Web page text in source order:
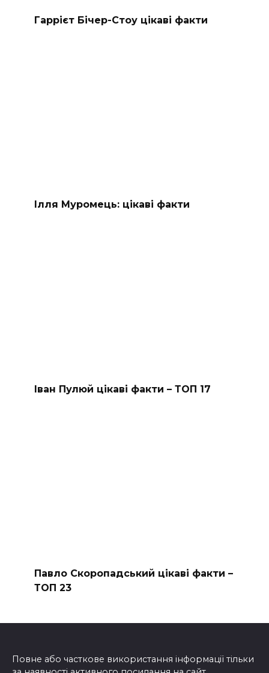
Гаррієт Бічер-Стоу цікаві факти
Ілля Муромець: цікаві факти
Іван Пулюй цікаві факти – ТОП 17
Павло Скоропадський цікаві факти –
ТОП 23
Повне або часткове використання інформації тільки